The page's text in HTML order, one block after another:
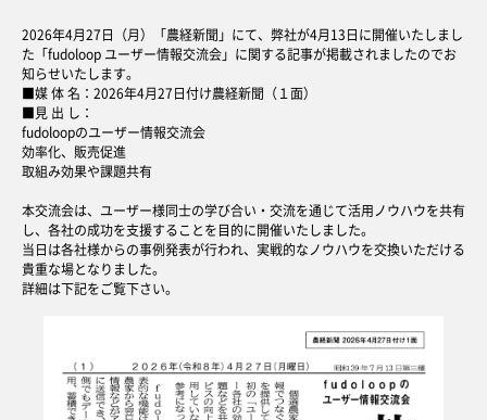
2026年4月27日（月）「農経新聞」にて、弊社が4月13日に開催いたしまし
た「fudoloop ユーザー情報交流会」に関する記事が掲載されましたのでお
知らせいたします。
■媒 体 名：2026年4月27日付け農経新聞（１面）
■見 出 し：
fudoloopのユーザー情報交流会
効率化、販売促進
取組み効果や課題共有
本交流会は、ユーザー様同士の学び合い・交流を通じて活用ノウハウを共有
し、各社の成功を支援することを目的に開催いたしました。
当日は各社様からの事例発表が行われ、実戦的なノウハウを交換いただける
貴重な場となりました。
詳細は下記をご覧下さい。